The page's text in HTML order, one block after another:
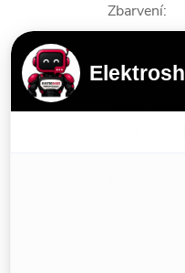
Zbarvení:
Hlavní